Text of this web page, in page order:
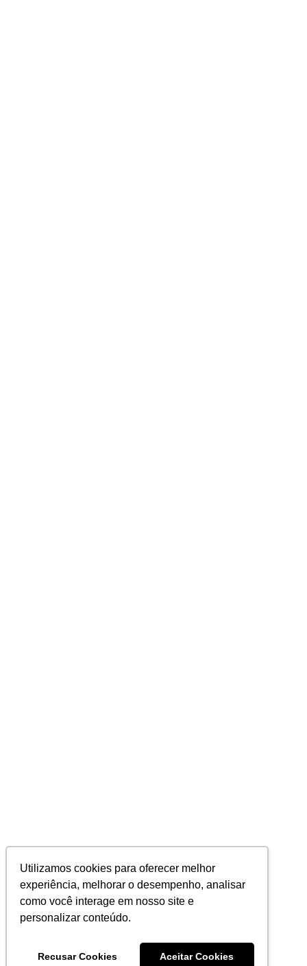
Utilizamos cookies para oferecer melhor
experiência, melhorar o desempenho, analisar
como você interage em nosso site e
personalizar conteúdo.
Recusar Cookies Aceitar Cookies